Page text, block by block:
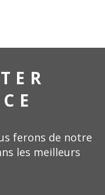
ferons de notre
les meilleurs